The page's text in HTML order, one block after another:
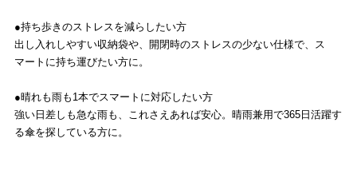
●持ち歩きのストレスを減らしたい方
出し入れしやすい収納袋や、開閉時のストレスの少ない仕様で、ス
マートに持ち運びたい方に。
●晴れも雨も1本でスマートに対応したい方
強い日差しも急な雨も、これさえあれば安心。晴雨兼用で365日活躍す
る傘を探している方に。